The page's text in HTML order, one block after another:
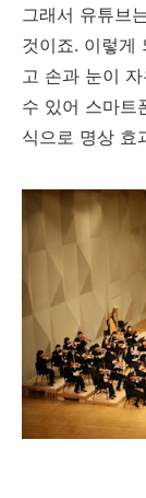
그래서 유튜브
것이죠. 이렇게
고 손과 눈이
수 있어 스마트
식으로 명상 효